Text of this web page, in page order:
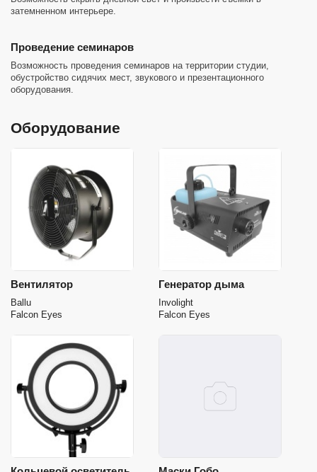
затемненном интерьере.
Проведение семинаров
Возможность проведения семинаров на территории студии,
обустройство сидячих мест, звукового и презентационного
оборудования.
Оборудование
Вентилятор
Ballu
Falcon Eyes
Генератор дыма
Involight
Falcon Eyes